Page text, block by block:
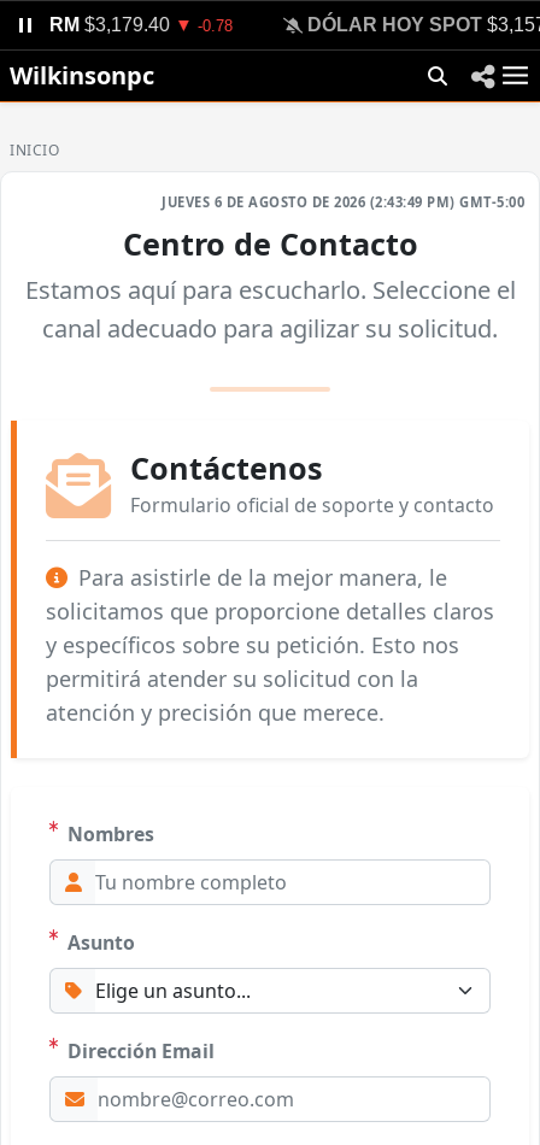
TRM $3,179.40 ▼ -0.78 DÓLAR HOY SPOT
Wilkinsonpc
INICIO
JUEVES 6 DE AGOSTO DE 2026 (2:43:49 PM) GMT-5:00
Centro de Contacto
Estamos aquí para escucharlo. Seleccione el
canal adecuado para agilizar su solicitud.
Contáctenos
Formulario oficial de soporte y contacto
Para asistirle de la mejor manera, le
solicitamos que proporcione detalles claros
y específicos sobre su petición. Esto nos
permitirá atender su solicitud con la
atención y precisión que merece.
Nombres
Asunto
Dirección Email